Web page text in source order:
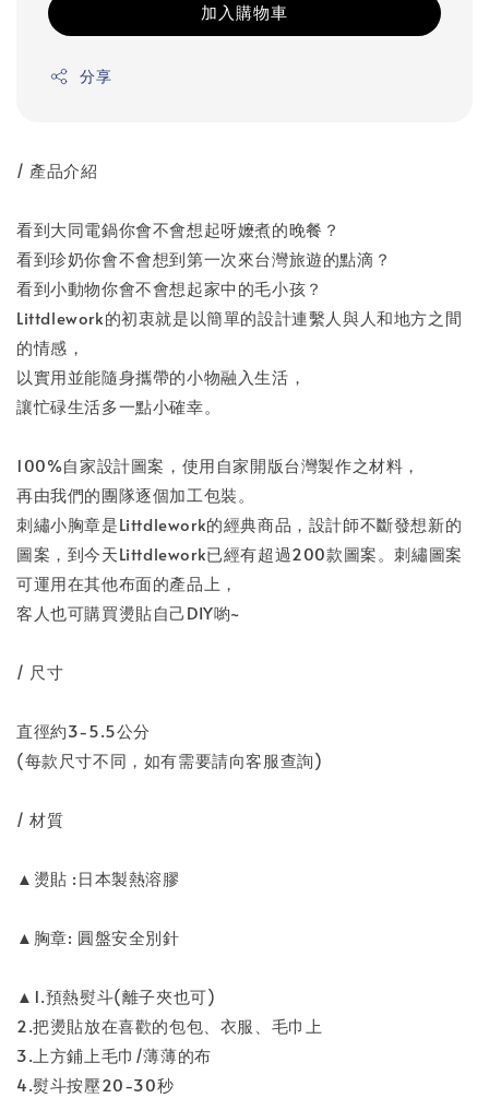
加入購物車
分享
/ 產品介紹
看到大同電鍋你會不會想起呀嬤煮的晚餐？
看到珍奶你會不會想到第一次來台灣旅遊的點滴？
看到小動物你會不會想起家中的毛小孩？
Littdlework的初衷就是以簡單的設計連繫人與人和地方之間
的情感，
以實用並能隨身攜帶的小物融入生活，
讓忙碌生活多一點小確幸。
100%自家設計圖案，使用自家開版台灣製作之材料，
再由我們的團隊逐個加工包裝。
刺繡小胸章是Littdlework的經典商品，設計師不斷發想新的
圖案，到今天Littdlework已經有超過200款圖案。刺繡圖案
可運用在其他布面的產品上，
客人也可購買燙貼自己DIY喲~
/ 尺寸
直徑約3-5.5公分
(每款尺寸不同，如有需要請向客服查詢)
/ 材質
▲燙貼 :日本製熱溶膠
▲胸章: 圓盤安全別針
▲1.預熱熨斗(離子夾也可)
2.把燙貼放在喜歡的包包、衣服、毛巾上
3.上方鋪上毛巾/薄薄的布
4.熨斗按壓20-30秒